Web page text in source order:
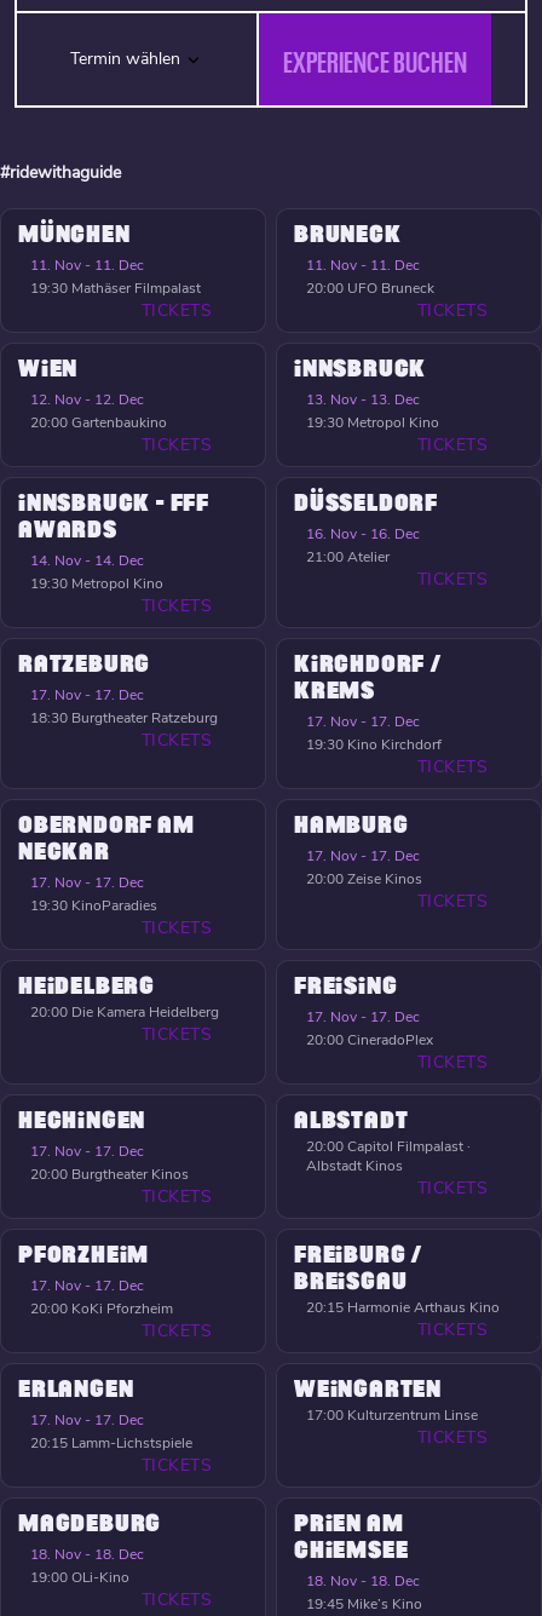
Termin wählen EXPERIENCE BUCHEN
#ridewithaguide
MÜNCHEN
11. Nov - 11. Dec
19:30 Mathäser Filmpalast
TICKETS
BRUNECK
11. Nov - 11. Dec
20:00 UFO Bruneck
TICKETS
WIEN
12. Nov - 12. Dec
20:00Gartenbaukino
TICKETS
INNSBRUCK
13. Nov - 13. Dec
19:30 Metropol Kino
TICKETS
INNSBRUCK - FFF
AWARDS
14. Nov - 14. Dec
19:30 Metropol Kino
TICKETS
DÜSSELDORF
16. Nov - 16. Dec
21:00Atelier
TICKETS
RATZEBURG
17. Nov - 17. Dec
18:30 Burgtheater Ratzeburg
TICKETS
KIRCHDORF /
KREMS
17. Nov - 17. Dec
19:30 Kino Kirchdorf
TICKETS
OBERNDORF AM
NECKAR
17. Nov - 17. Dec
19:30 KinoParadies
TICKETS
HAMBURG
17. Nov - 17. Dec
20:00Zeise Kinos
TICKETS
HEIDELBERG
20:00 Die Kamera Heidelberg
TICKETS
FREISING
17. Nov - 17. Dec
20:00CineradoPlex
TICKETS
HECHINGEN
17. Nov - 17. Dec
20:00 Burgtheater Kinos
TICKETS
ALBSTADT
20:00Capitol Filmpalast ·
Albstadt Kinos
TICKETS
PFORZHEIM
17. Nov - 17. Dec
20:00 KoKi Pforzheim
TICKETS
FREIBURG /
BREISGAU
20:15 Harmonie Arthaus Kino
TICKETS
ERLANGEN
17. Nov - 17. Dec
20:15 Lamm-Lichstspiele
TICKETS
WEINGARTEN
17:00 Kulturzentrum Linse
TICKETS
MAGDEBURG
18. Nov - 18. Dec
19:00OLi-Kino
TICKETS
PRIEN AM
CHIEMSEE
18. Nov - 18. Dec
19:45 Mike’s Kino